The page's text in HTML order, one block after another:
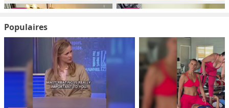
Populaires